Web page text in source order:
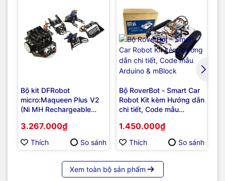
Bộ kit DFRobot
micro:Maqueen Plus V2
(Ni MH Rechargeable
micro:Maqueen Mechanic
3.267.000₫
Thích So sánh
Bộ RoverBot - Smart Car
Robot Kit kèm Hướng dẫn
chi tiết, Code mẫu
1.450.000₫
Thích So sánh
Xem toàn bộ sản phẩm